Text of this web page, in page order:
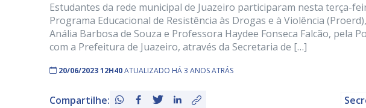
Estudantes da rede municipal de Juazeiro participaram nesta terça-
Programa Educacional de Resistência às Drogas e à Violência
Anália Barbosa de Souza e Professora Haydee Fonseca Falcão, pela
com a Prefeitura de Juazeiro, através da Secretaria de […]
20/06/2023 12H40ATUALIZADO HÁ 3 ANOS ATRÁS
Compartilhe: